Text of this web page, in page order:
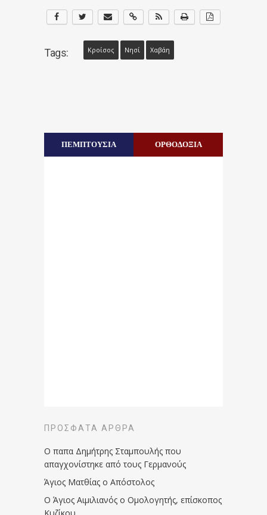
Tags: Κροίσος Νησί Χαβάη
ΠΕΜΠΤΟΥΣΙΑ ΟΡΘΟΔΟΞΙΑ
ΠΡΌΣΦΑΤΑ ΆΡΘΡΑ
Ο παπα Δημήτρης Σταμπουλής που
απαγχονίστηκε από τους Γερμανούς
Άγιος Ματθίας ο Απόστολος
Ο Άγιος Αιμιλιανός ο Ομολογητής, επίσκοπος